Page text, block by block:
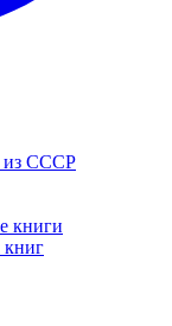
из СССР
книги
книг